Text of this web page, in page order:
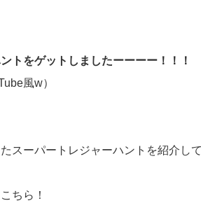
トをゲットしましたーーーー！！！
風w）
スーパートレジャーハントを紹介し
ちら！